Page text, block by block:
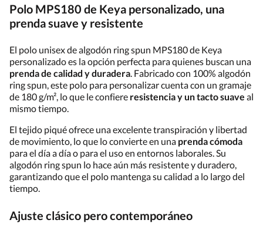
Polo MPS180 de Keya personalizado, una
prenda suave y resistente
El polo unisex de algodón ring spun MPS180 de Keya
personalizado es la opción perfecta para quienes buscan una
prenda de calidad y duradera. Fabricado con 100% algodón
ring spun, este polo para personalizar cuenta con un gramaje
de 180 g/m², lo que le confiere resistencia y un tacto suave al
mismo tiempo.
El tejido piqué ofrece una excelente transpiración y libertad
de movimiento, lo que lo convierte en una prenda cómoda
para el día a día o para el uso en entornos laborales. Su
algodón ring spun lo hace aún más resistente y duradero,
garantizando que el polo mantenga su calidad a lo largo del
tiempo.
Ajuste clásico pero contemporáneo